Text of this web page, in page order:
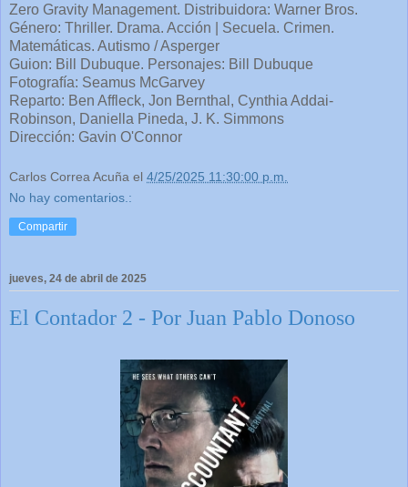
Zero Gravity Management. Distribuidora: Warner Bros.
Género: Thriller. Drama. Acción | Secuela. Crimen.
Matemáticas. Autismo / Asperger
Guion: Bill Dubuque. Personajes: Bill Dubuque
Fotografía: Seamus McGarvey
Reparto: Ben Affleck, Jon Bernthal, Cynthia Addai-
Robinson, Daniella Pineda, J. K. Simmons
Dirección: Gavin O'Connor
Carlos Correa Acuña el 4/25/2025 11:30:00 p.m.
No hay comentarios.:
Compartir
jueves, 24 de abril de 2025
El Contador 2 - Por Juan Pablo Donoso